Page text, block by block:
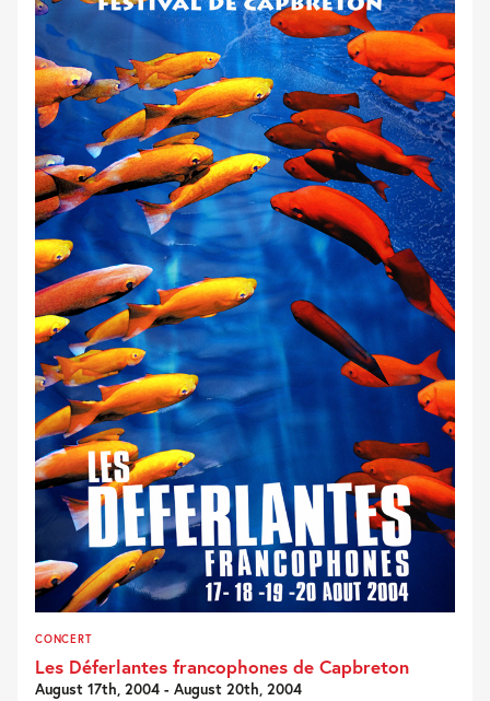
CONCERT
Les Déferlantes francophones de Capbreton
August 17th, 2004 - August 20th, 2004